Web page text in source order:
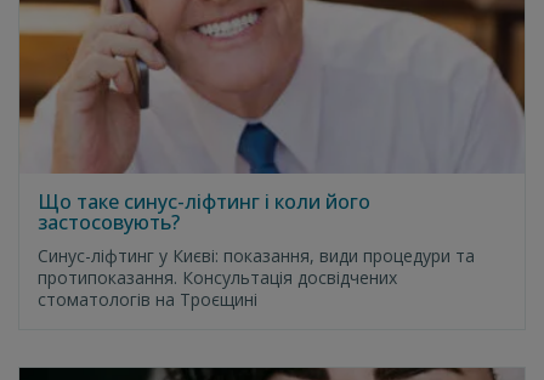
Що таке синус-ліфтинг і коли його
застосовують?
Синус-ліфтинг у Києві: показання, види процедури та
протипоказання. Консультація досвідчених
стоматологів на Троєщині